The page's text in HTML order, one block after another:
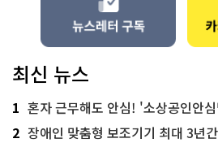
최신 뉴스
1 혼자 근무해도 안심! '소상공인안
2 장애인 맞춤형 보조기기 최대 3년간 무